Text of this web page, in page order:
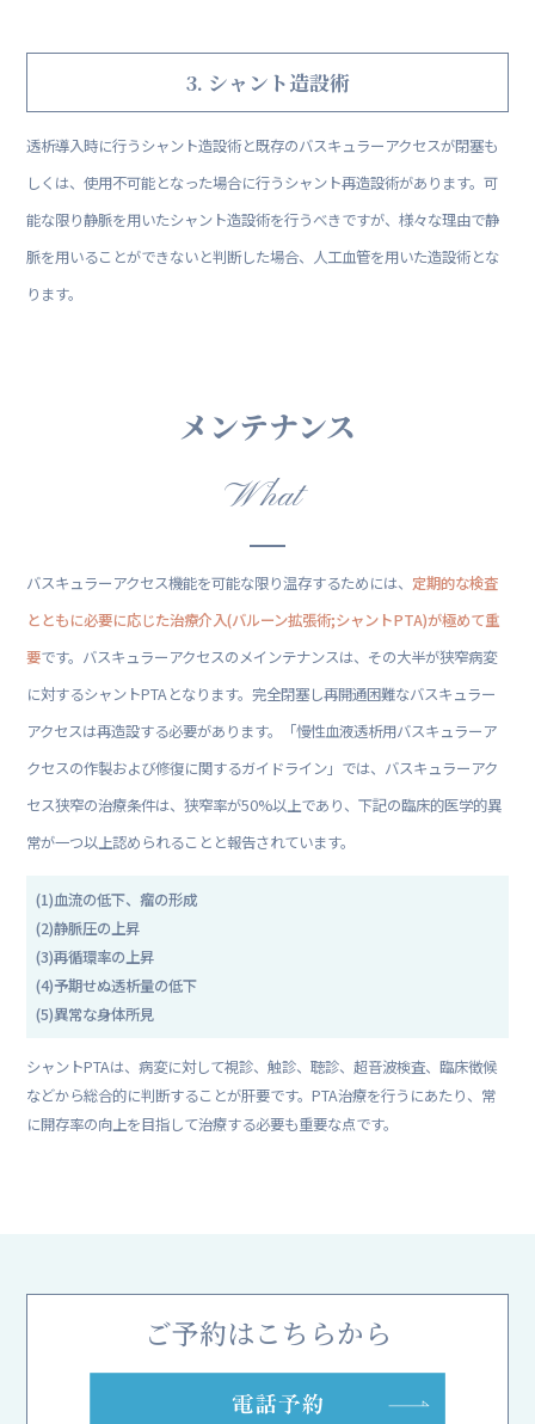
3. シャント造設術
透析導入時に行うシャント造設術と既存のバスキュラーアクセスが閉塞も
しくは、使用不可能となった場合に行うシャント再造設術があります。可
能な限り静脈を用いたシャント造設術を行うべきですが、様々な理由で静
脈を用いることができないと判断した場合、人工血管を用いた造設術とな
ります。
メンテナンス
What
バスキュラーアクセス機能を可能な限り温存するためには、 定期的な検査
とともに必要に応じた治療介入(バルーン拡張術;シャントPTA)が極めて重
要です。バスキュラーアクセスのメインテナンスは、その大半が狭窄病変
に対するシャントPTAとなります。完全閉塞し再開通困難なバスキュラー
アクセスは再造設する必要があります。「慢性血液透析用バスキュラーア
クセスの作製および修復に関するガイドライン」では、バスキュラーアク
セス狭窄の治療条件は、狭窄率が50%以上であり、下記の臨床的医学的異
常が一つ以上認められることと報告されています。
(1)血流の低下、瘤の形成
(2)静脈圧の上昇
(3)再循環率の上昇
(4)予期せぬ透析量の低下
(5)異常な身体所見
シャントPTAは、病変に対して視診、触診、聴診、超音波検査、臨床徴候
などから総合的に判断することが肝要です。PTA治療を行うにあたり、常
に開存率の向上を目指して治療する必要も重要な点です。
ご予約はこちらから